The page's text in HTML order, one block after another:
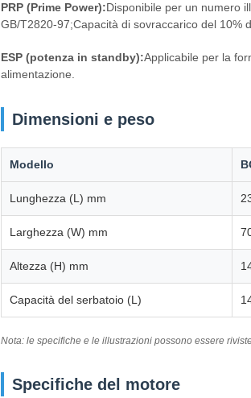
PRP (Prime Power):Disponibile per un numero
GB/T2820-97;Capacità di sovraccarico del 10%
ESP (potenza in standby):Applicabile per la
alimentazione.
Dimensioni e peso
Modello
Lunghezza (L) mm
Larghezza (W) mm
Altezza (H) mm
Capacità del serbatoio (L)
Nota: le specifiche e le illustrazioni possono essere
Specifiche del motore